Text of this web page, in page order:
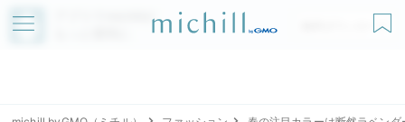
アプリでmichillが
無料ダウンロード